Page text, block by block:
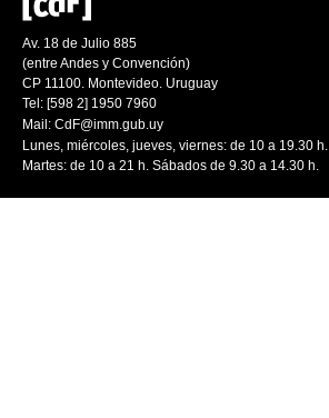
Av. 18 de Julio 885
(entre Andes y Convención)
CP 11100. Montevideo. Uruguay
Tel: [598 2] 1950 7960
Mail: CdF@imm.gub.uy
Lunes, miércoles, jueves, viernes: de 10 a 19.30 h.
Martes: de 10 a 21 h. Sábados de 9.30 a 14.30 h.